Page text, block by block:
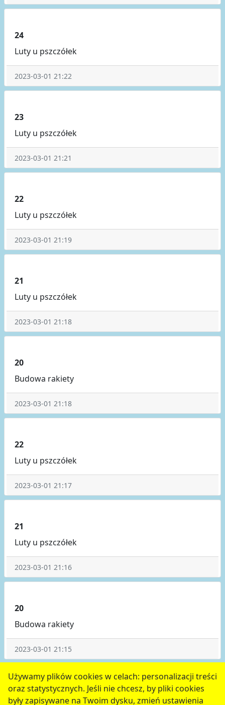
Używamy plików cookies w celach: personalizacji treści
oraz statystycznych. Jeśli nie chcesz, by pliki cookies
były zapisywane na Twoim dysku, zmień ustawienia
24
Luty u pszczółek
2023-03-01 21:22
23
Luty u pszczółek
2023-03-01 21:21
22
Luty u pszczółek
2023-03-01 21:19
21
Luty u pszczółek
2023-03-01 21:18
20
Budowa rakiety
2023-03-01 21:18
22
Luty u pszczółek
2023-03-01 21:17
21
Luty u pszczółek
2023-03-01 21:16
20
Budowa rakiety
2023-03-01 21:15
poprzednie 1 2 3 4 5 następne
serwis jest częścią portalu miejskiegowww.chojnow.eu